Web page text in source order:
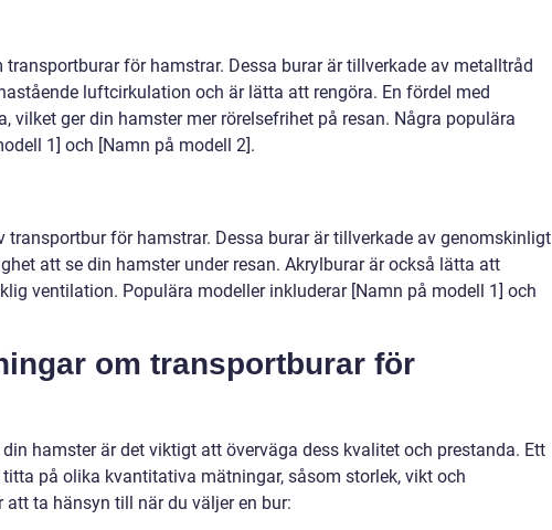
för hamstrar. Dessa burar är tillverkade av metalltråd
luftcirkulation och är lätta att rengöra. En fördel med
vilket ger din hamster mer rörelsefrihet på resan. Några populära
1] och [Namn på modell 2].
transportbur för hamstrar. Dessa burar är tillverkade av genomskinligt
att se din hamster under resan. Akrylburar är också lätta att
ventilation. Populära modeller inkluderar [Namn på modell 1] och
om transportburar för
hamster är det viktigt att överväga dess kvalitet och prestanda. Ett
på olika kvantitativa mätningar, såsom storlek, vikt och
ta hänsyn till när du väljer en bur: